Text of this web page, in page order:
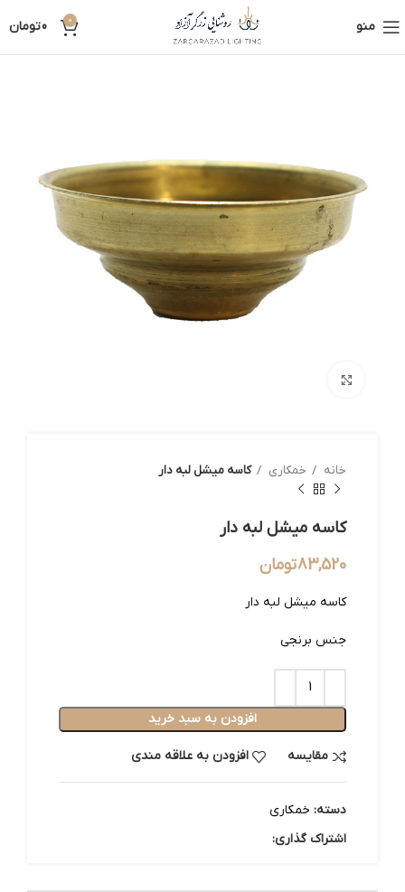
منو 0
0تومان
خانه خمکاری کاسه میشل لبه دار
کاسه میشل لبه دار
83,520تومان
کاسه میشل لبه دار
جنس برنجی
افزودن به سبد خرید
مقایسه افزودن به علاقه مندی
دسته: خمکاری
اشتراک گذاری: